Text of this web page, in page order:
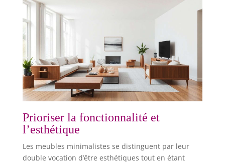
Prioriser la fonctionnalité et
l’esthétique
Les meubles minimalistes se distinguent par leur
double vocation d’être esthétiques tout en étant